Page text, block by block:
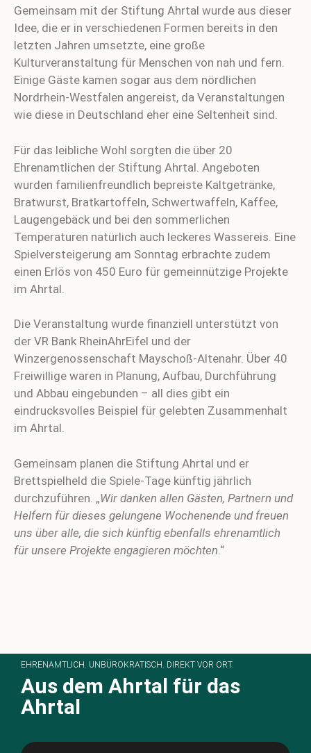
Gemeinsam mit der Stiftung Ahrtal wurde aus dieser
Idee, die er in verschiedenen Formen bereits in den
letzten Jahren umsetzte, eine große
Kulturveranstaltung für Menschen von nah und fern.
Einige Gäste kamen sogar aus dem nördlichen
Nordrhein-Westfalen angereist, da Veranstaltungen
wie diese in Deutschland eher eine Seltenheit sind.
Für das leibliche Wohl sorgten die über 20
Ehrenamtlichen der Stiftung Ahrtal. Angeboten
wurden familienfreundlich bepreiste Kaltgetränke,
Bratwurst, Bratkartoffeln, Schwertwaffeln, Kaffee,
Laugengebäck und bei den sommerlichen
Temperaturen natürlich auch leckeres Wassereis. Eine
Spielversteigerung am Sonntag erbrachte zudem
einen Erlös von 450 Euro für gemeinnützige Projekte
im Ahrtal.
Die Veranstaltung wurde finanziell unterstützt von
der VR Bank RheinAhrEifel und der
Winzergenossenschaft Mayschoß-Altenahr. Über 40
Freiwillige waren in Planung, Aufbau, Durchführung
und Abbau eingebunden – all dies gibt ein
eindrucksvolles Beispiel für gelebten Zusammenhalt
im Ahrtal.
Gemeinsam planen die Stiftung Ahrtal und er
Brettspielheld die Spiele-Tage künftig jährlich
durchzuführen. „Wir danken allen Gästen, Partnern und
Helfern für dieses gelungene Wochenende und freuen
uns über alle, die sich künftig ebenfalls ehrenamtlich
für unsere Projekte engagieren möchten .“
EHRENAMTLICH. UNBÜROKRATISCH. DIREKT VOR ORT.
Aus dem Ahrtal für das
Ahrtal